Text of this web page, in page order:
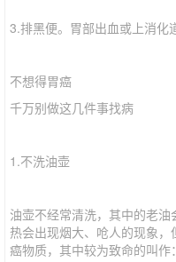
3.排黑便。胃部出血或上消化
不想得胃癌
千万别做这几件事找病
1.不洗油壶
油壶不经常清洗，其中的老
热会出现烟大、呛人的现象
癌物质，其中较为致命的叫作